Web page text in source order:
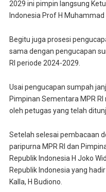
2029 ini pimpin langsung
Indonesia Prof H
Begitu juga prosesi
sama dengan pengucapan
RI periode 2024-2029.
Usai pengucapan sumpah
Pimpinan Sementara MPR
oleh petugas yang telah
Setelah selesai pembacaan
paripurna MPR RI dan
Republik Indonesia H Joko
Republik Indonesia yang
Kalla, H Budiono.